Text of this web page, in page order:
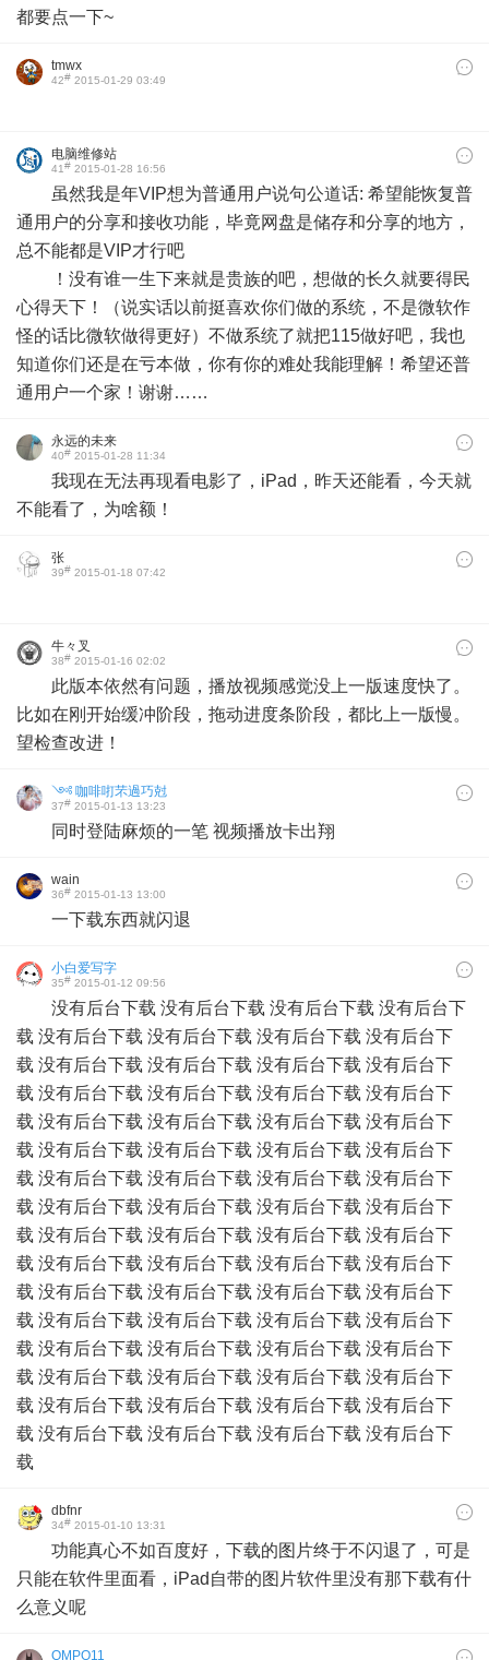
都要点一下~
tmwx
42# 2015-01-29 03:49
电脑维修站
41# 2015-01-28 16:56
虽然我是年VIP想为普通用户说句公道话: 希望能恢复普
通用户的分享和接收功能，毕竟网盘是储存和分享的地方，
总不能都是VIP才行吧
！没有谁一生下来就是贵族的吧，想做的长久就要得民
心得天下！（说实话以前挺喜欢你们做的系统，不是微软作
怪的话比微软做得更好）不做系统了就把115做好吧，我也
知道你们还是在亏本做，你有你的难处我能理解！希望还普
通用户一个家！谢谢……
永远的未来
40# 2015-01-28 11:34
我现在无法再现看电影了，iPad，昨天还能看，今天就
不能看了，为啥额！
张
39# 2015-01-18 07:42
牛々叉
38# 2015-01-16 02:02
此版本依然有问题，播放视频感觉没上一版速度快了。
比如在刚开始缓冲阶段，拖动进度条阶段，都比上一版慢。
望检查改进！
༺ 咖啡咑芣過巧尅
劦༻
37# 2015-01-13 13:23
同时登陆麻烦的一笔 视频播放卡出翔
wain
36# 2015-01-13 13:00
一下载东西就闪退
小白爱写字
35# 2015-01-12 09:56
没有后台下载 没有后台下载 没有后台下载 没有后台下
载 没有后台下载 没有后台下载 没有后台下载 没有后台下
载 没有后台下载 没有后台下载 没有后台下载 没有后台下
载 没有后台下载 没有后台下载 没有后台下载 没有后台下
载 没有后台下载 没有后台下载 没有后台下载 没有后台下
载 没有后台下载 没有后台下载 没有后台下载 没有后台下
载 没有后台下载 没有后台下载 没有后台下载 没有后台下
载 没有后台下载 没有后台下载 没有后台下载 没有后台下
载 没有后台下载 没有后台下载 没有后台下载 没有后台下
载 没有后台下载 没有后台下载 没有后台下载 没有后台下
载 没有后台下载 没有后台下载 没有后台下载 没有后台下
载 没有后台下载 没有后台下载 没有后台下载 没有后台下
载 没有后台下载 没有后台下载 没有后台下载 没有后台下
载 没有后台下载 没有后台下载 没有后台下载 没有后台下
载 没有后台下载 没有后台下载 没有后台下载 没有后台下
载 没有后台下载 没有后台下载 没有后台下载 没有后台下
载
dbfnr
34# 2015-01-10 13:31
功能真心不如百度好，下载的图片终于不闪退了，可是
只能在软件里面看，iPad自带的图片软件里没有那下载有什
么意义呢
QMPO11